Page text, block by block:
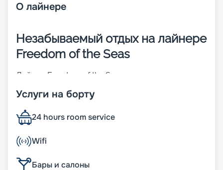
О лайнере
Незабываемый отдых на лайнере
Freedom of the Seas
Лайнер Freedom of the Seas – легендарное
Caribbean International. Оно было построено в
модернизация. Его суда-близнецы –
Independence of the Seas и Liberty of the Seas.
Основные характеристики лайнера:
• ширина – 56 м;
• водоизмещение – более 154 тыс. т;
Услуги на борту
24 hours room service
Wifi
Бары и салоны